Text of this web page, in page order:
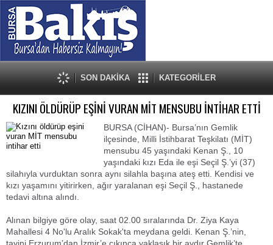
SON DAKİKA KATEGORİLER
KIZINI ÖLDÜRÜP EŞİNİ VURAN MİT MENSUBU İNTİHAR ETTİ
BURSA (CİHAN)- Bursa’nın Gemlik
ilçesinde, Milli İstihbarat Teşkilatı (MİT)
mensubu 45 yaşındaki Kenan Ş., 10
yaşındaki kızı Eda ile eşi Seçil Ş.’yi (37)
silahıyla vurduktan sonra aynı silahla başına ateş etti. Kendisi ve
kızı yaşamını yitirirken, ağır yaralanan eşi Seçil Ş., hastanede
tedavi altına alındı.
Alınan bilgiye göre olay, saat 02.00 sıralarında Dr. Ziya Kaya
Mahallesi 4 No'lu Aralık Sokak'ta meydana geldi. Kenan Ş.’nin,